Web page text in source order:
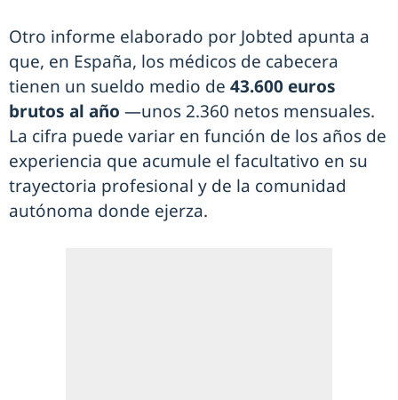
Otro informe elaborado por Jobted apunta a
que, en España, los médicos de cabecera
tienen un sueldo medio de 43.600 euros
brutos al año —unos 2.360 netos mensuales.
La cifra puede variar en función de los años de
experiencia que acumule el facultativo en su
trayectoria profesional y de la comunidad
autónoma donde ejerza.